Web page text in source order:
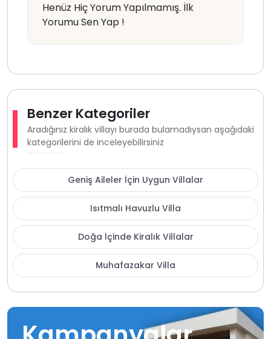
Henüz Hiç Yorum Yapılmamış. İlk
Yorumu Sen Yap !
Benzer Kategoriler
Aradığınız kiralık villayı burada bulamadıysan aşağıdaki
kategorilerini de inceleyebilirsiniz
Geniş Aileler İçin Uygun Villalar
Isıtmalı Havuzlu Villa
Doğa İçinde Kiralık Villalar
Muhafazakar Villa